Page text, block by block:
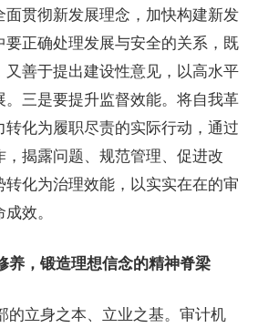
贯彻新发展理念，加快构建新发
要正确处理发展与安全的关系，既
善于提出建设性意见，以高水平
三是要提升监督效能。将自我革
化为履职尽责的实际行动，通过
揭露问题、规范管理、促进改
化为治理效能，以实实在在的审
效。
养，锻造理想信念的精神脊梁
的立身之本、立业之基。审计机